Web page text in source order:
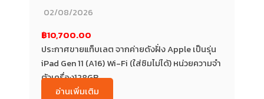
02/08/2026
฿10,700.00
ประกาศขายแท็บเลต จากค่ายดังฝั่ง Apple เป็นรุ่น
iPad Gen 11 (A16) Wi-Fi (ใส่ซิมไม่ได้) หน่วยความจำ
ตัวเครื่อง128GB...
อ่านเพิ่มเติม